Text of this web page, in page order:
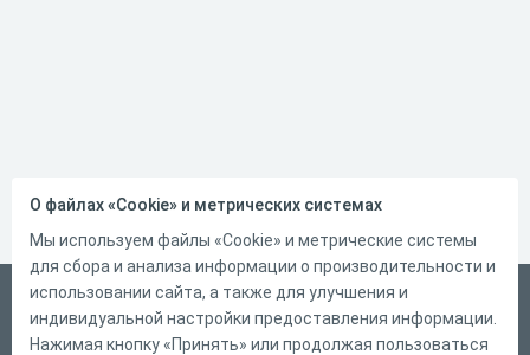
Русский
Справка
О файлах «Cookie» и метрических системах
Мы используем файлы «Cookie» и метрические системы
для сбора и анализа информации о производительности и
использовании сайта, а также для улучшения и
индивидуальной настройки предоставления информации.
Нажимая кнопку «Принять» или продолжая пользоваться